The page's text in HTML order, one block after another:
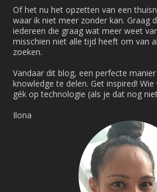
Of het nu het opzetten van een
waar ik niet meer zonder kan. Graag
iedereen die graag wat meer weet
misschien niet alle tijd heeft om van
zoeken.
Vandaar dit blog, een perfecte
knowledge te delen. Get inspired!
gék op technologie (als je dat nog
Ilona